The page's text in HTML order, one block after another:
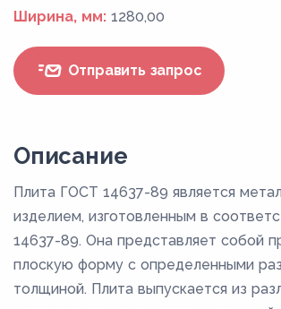
Ширина, мм: 1280,00
Отправить запрос
Описание
Плита ГОСТ 14637-89 является
изделием, изготовленным в
14637-89. Она представляет собой
плоскую форму с определенными
толщиной. Плита выпускается из